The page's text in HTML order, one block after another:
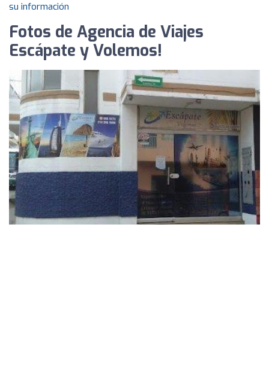
su información
Fotos de Agencia de Viajes
Escápate y Volemos!